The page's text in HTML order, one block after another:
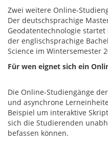
Zwei weitere Online-
Der deutschsprachige
Geodatentechnologie
der englischsprachige
Science im Wintersemester
Für wen eignet sich ein
Die Online-Studiengänge
und asynchrone
Beispiel um interaktive
sich die Studierenden
befassen können.